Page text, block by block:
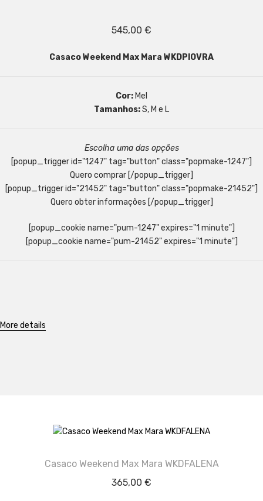
545,00 €
Casaco Weekend Max Mara WKDPIOVRA
Cor: Mel
Tamanhos:S, M e L
Escolha uma das opções
[popup_trigger id="1247" tag="button" class="popmake-1247"]
Quero comprar [/popup_trigger]
[popup_trigger id="21452" tag="button" class="popmake-21452"]
Quero obter informações [/popup_trigger]
[popup_cookie name="pum-1247" expires="1 minute"]
[popup_cookie name="pum-21452" expires="1 minute"]
More details
Casaco Weekend Max Mara WKDFALENA
365,00 €